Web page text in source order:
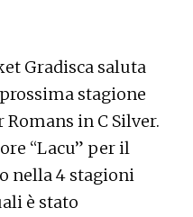
Gradisca saluta
stagione
in C Silver.
“Lacu” per il
nella 4 stagioni
è stato